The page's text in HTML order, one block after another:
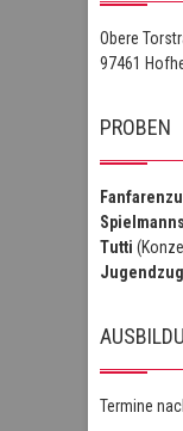
Obere
97461
PROBEN
Tutti
Jugendzug
Termine